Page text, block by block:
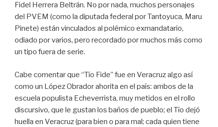
Fidel Herrera Beltrán. No por nada, muchos personajes
del PVEM (como la diputada federal por Tantoyuca, Maru
Pinete) están vinculados al polémico exmandatario,
odiado por varios, pero recordado por muchos más como
un tipo fuera de serie.
Cabe comentar que “Tío Fide” fue en Veracruz algo así
como un López Obrador ahorita en el país: ambos de la
escuela populista Echeverrista, muy metidos en el rollo
discursivo, que le gustan los baños de pueblo; el Tío dejó
huella en Veracruz (para bien o para mal; cada quien tiene